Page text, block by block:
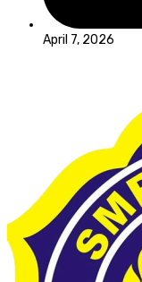
April 7, 2026